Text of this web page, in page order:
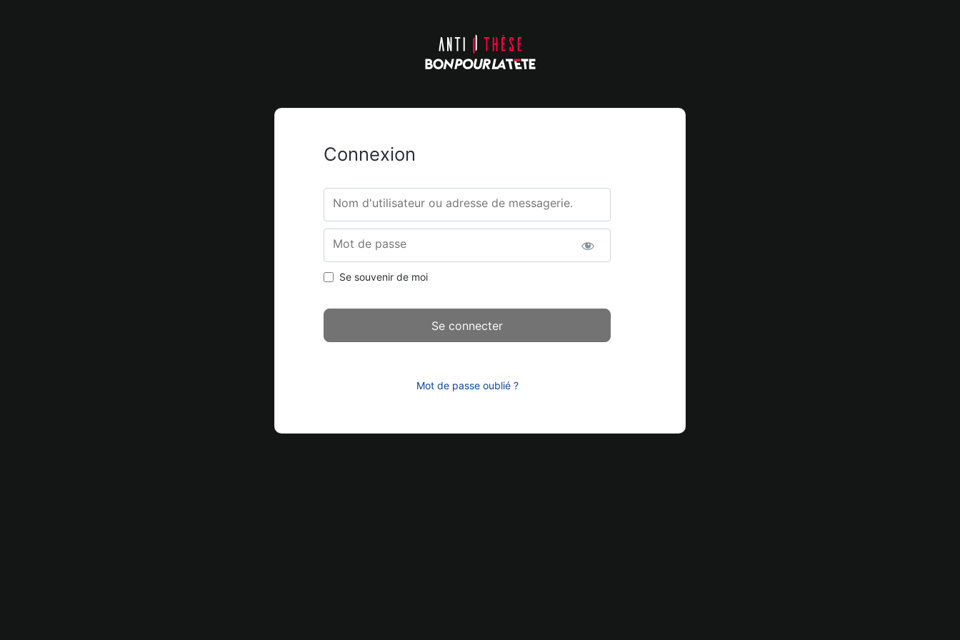
Connexion
Nom d'utilisateur ou adresse de messagerie.
Mot de passe
Se souvenir de moi
Mot de passe oublié ?